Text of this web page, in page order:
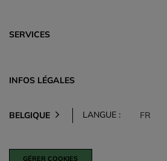
SERVICES
INFOS LÉGALES
BELGIQUE LANGUE : FR
GÉRER COOKIES